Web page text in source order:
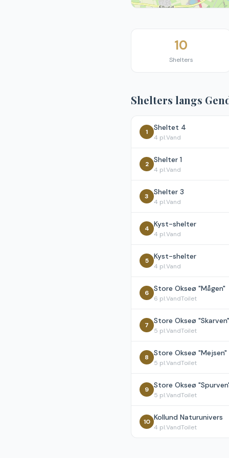
10
Shelters
Shelters langs
1 Sheltet 4
4 pl.Vand
2 Shelter 1
4 pl.Vand
3 Shelter 3
4 pl.Vand
4 Kyst-shelter
4 pl.Vand
5 Kyst-shelter
4 pl.Vand
6 Store Okseø "Mågen"
6 pl.VandToilet
7 Store Okseø "Skarven"
5 pl.VandToilet
8 Store Okseø "Mejsen"
5 pl.VandToilet
9 Store Okseø
5 pl.VandToilet
10 Kollund Naturunivers
4 pl.VandToilet